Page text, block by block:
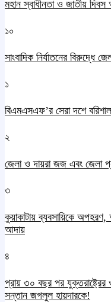
মহান স্বাধীনতা ও জাতীয়
১০
সাংবাদিক নির্যাতনের বিরুদ্ধে
১
বিএমএসএফ’র সেরা দশে বরিশাল
২
জেলা ও দায়রা জজ এবং জেলা
৩
কুয়াকাটায় ব্যবসায়িকে
আদায়
৪
প্রায় ৩০ বছর পর যুক্তরাষ্ট্রের
সন্তান জগলুল হায়দারকে!